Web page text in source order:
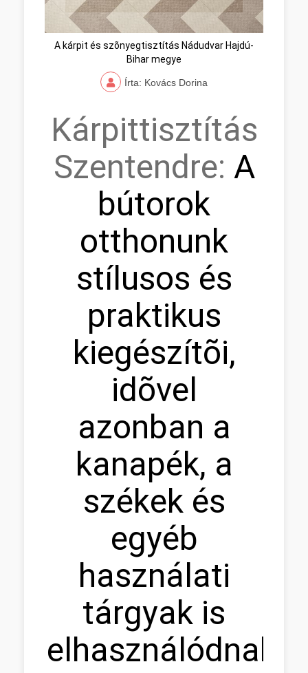
A kárpit és szõnyegtisztítás Nádudvar Hajdú-
Bihar megye
Írta: Kovács Dorina
Kárpittisztítás
Szentendre: A
bútorok
otthonunk
stílusos és
praktikus
kiegészítõi,
idõvel
azonban a
kanapék, a
székek és
egyéb
használati
tárgyak is
elhasználódnak,